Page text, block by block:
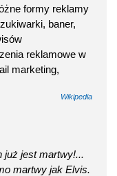
formy reklamy
baner,
reklamowe w
marketing,
Wikipedia
już jest martwy!...
martwy jak Elvis.